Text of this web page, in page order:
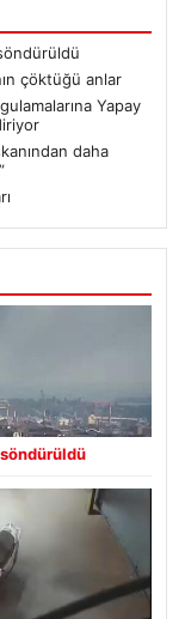
çöktüğü anlar
Yapay
daha